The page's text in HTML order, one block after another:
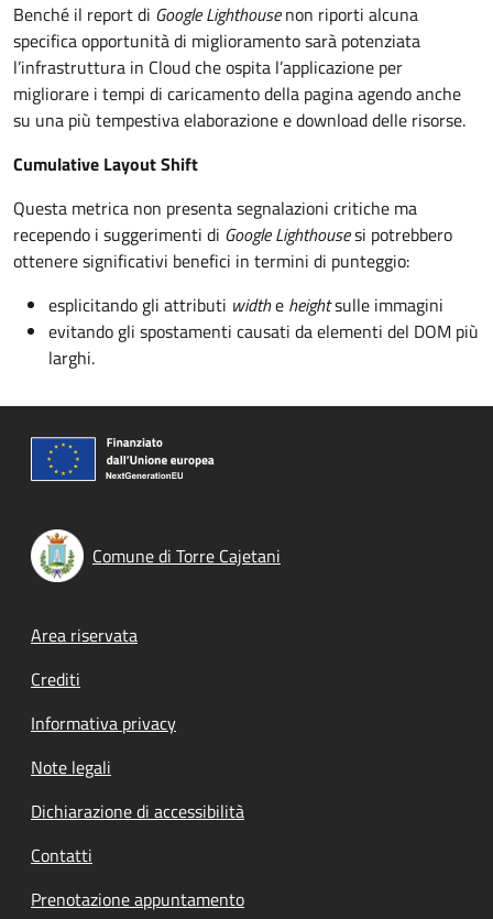
Benché il report di Google Lighthousenon riporti alcuna
specifica opportunità di miglioramento sarà potenziata
l’infrastruttura in Cloud che ospita l’applicazione per
migliorare i tempi di caricamento della pagina agendo anche
su una più tempestiva elaborazione e download delle risorse.
Cumulative Layout Shift
Questa metrica non presenta segnalazioni critiche ma
recependo i suggerimenti di Google Lighthousesi potrebbero
ottenere significativi benefici in termini di punteggio:
esplicitando gli attributi widthe heightsulle immagini
evitando gli spostamenti causati da elementi del DOM più
larghi.
Comune di Torre Cajetani
Footer menu
Area riservata
Crediti
Informativa privacy
Note legali
Dichiarazione di accessibilità
Contatti
Prenotazione appuntamento